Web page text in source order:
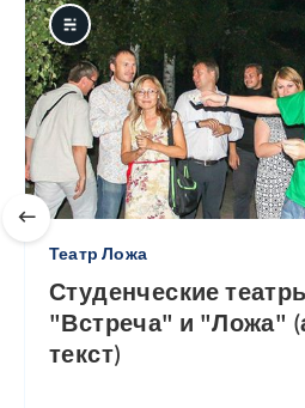
Театр Ложа
Студенческие
"Встреча" и "Ложа"
текст)